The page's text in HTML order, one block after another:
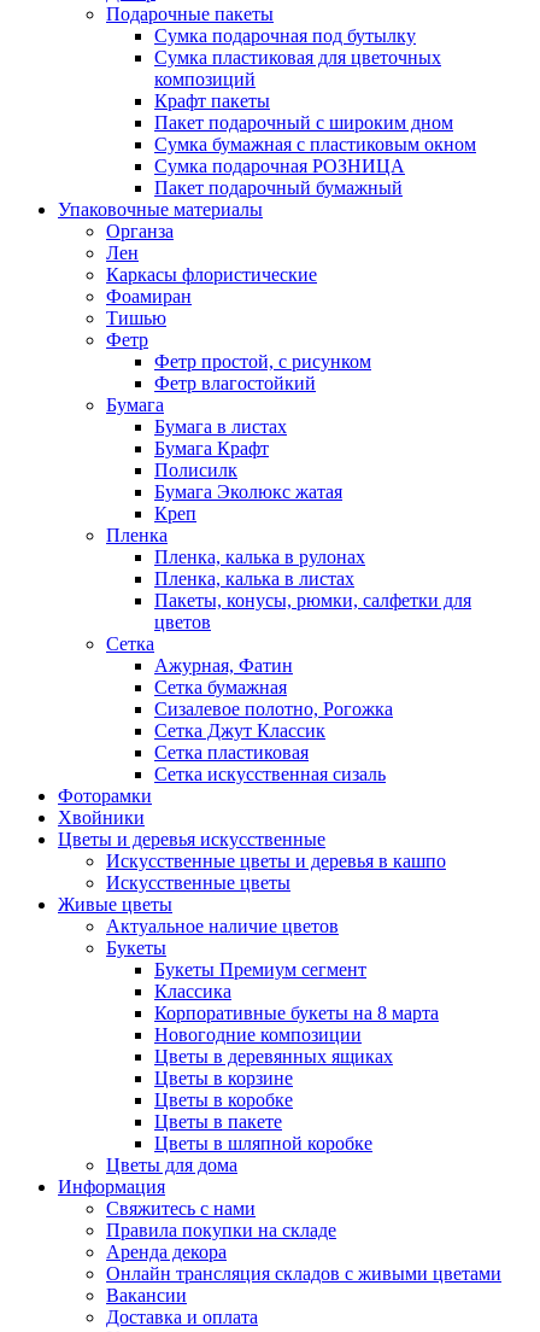
Подарочные пакеты
Сумка подарочная под бутылку
Сумка пластиковая для цветочных
композиций
Крафт пакеты
Пакет подарочный с широким дном
Сумка бумажная с пластиковым окном
Сумка подарочная РОЗНИЦА
Пакет подарочный бумажный
Упаковочные материалы
Органза
Лен
Каркасы флористические
Фоамиран
Тишью
Фетр
Фетр простой, с рисунком
Фетр влагостойкий
Бумага
Бумага в листах
Бумага Крафт
Полисилк
Бумага Эколюкс жатая
Креп
Пленка
Пленка, калька в рулонах
Пленка, калька в листах
Пакеты, конусы, рюмки, салфетки для
цветов
Сетка
Ажурная, Фатин
Сетка бумажная
Сизалевое полотно, Рогожка
Сетка Джут Классик
Сетка пластиковая
Сетка искусственная сизаль
Фоторамки
Хвойники
Цветы и деревья искусственные
Искусственные цветы и деревья в кашпо
Искусственные цветы
Живые цветы
Актуальное наличие цветов
Букеты
Букеты Премиум сегмент
Классика
Корпоративные букеты на 8 марта
Новогодние композиции
Цветы в деревянных ящиках
Цветы в корзине
Цветы в коробке
Цветы в пакете
Цветы в шляпной коробке
Цветы для дома
Информация
Свяжитесь с нами
Правила покупки на складе
Аренда декора
Онлайн трансляция складов с живыми цветами
Вакансии
Доставка и оплата